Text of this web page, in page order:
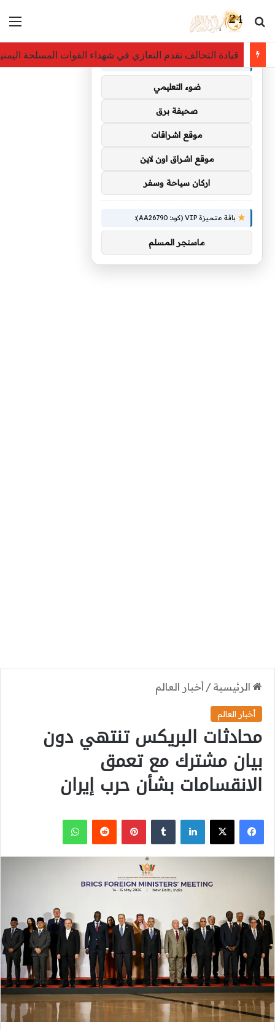
بحث عن
قيادة التحالف تقدم التعازي في شهداء القوات المسلحة
الرئيسية / أخبار العالم
أخبار العالم
محادثات البريكس تنتهي دون
بيان مشترك مع تعمق
الانقسامات بشأن حرب إيران
فيسبوك
‫X لينكدإن بينتيريست واتساب
توصيات :
باقة متميزة VIP (كود: AA35872):
ضوء التعليمي
صحيفة برق
موقع اشراقات
موقع اشراق اون لاين
اركان سياحة وسفر
باقة متميزة VIP (كود: AA26790):
ماسنجر المسلم